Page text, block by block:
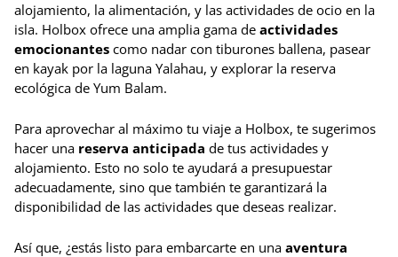
alojamiento, la alimentación, y las actividades de ocio en la
isla. Holbox ofrece una amplia gama de actividades
emocionantes como nadar con tiburones ballena, pasear
en kayak por la laguna Yalahau, y explorar la reserva
ecológica de Yum Balam.
Para aprovechar al máximo tu viaje a Holbox, te sugerimos
hacer una reserva anticipada de tus actividades y
alojamiento. Esto no solo te ayudará a presupuestar
adecuadamente, sino que también te garantizará la
disponibilidad de las actividades que deseas realizar.
Así que, ¿estás listo para embarcarte en una aventura